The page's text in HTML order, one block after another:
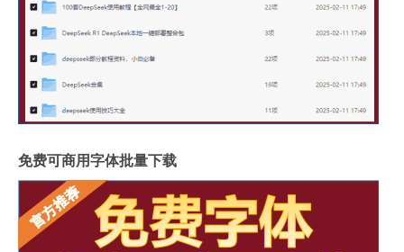
免费可商用字体批量下载